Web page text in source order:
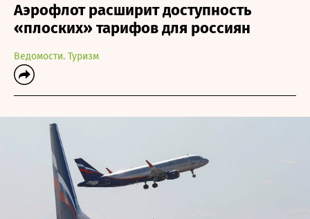
Аэрофлот расширит доступность
«плоских» тарифов для россиян
Ведомости. Туризм